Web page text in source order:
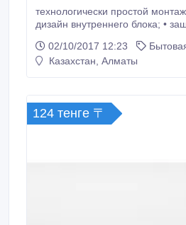
технологически простой монтаж; •
дизайн внутреннего блока; • защита от скачков
COOL для быстрого охлаждения; •
"Antibacteria" очищают воздух
пневмонии; • режим Power Heating для экономичной
работы в режиме обогрева.
02/10/2017 12:23
Казахстан, Алматы
124 тенге 〒